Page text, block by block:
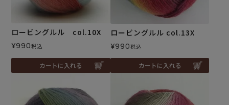
ロービングルル col.10X
¥990税込
カートに入れる
ロービングルル col.13X
¥990税込
カートに入れる